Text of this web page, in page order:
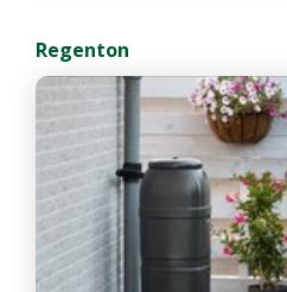
Regenton